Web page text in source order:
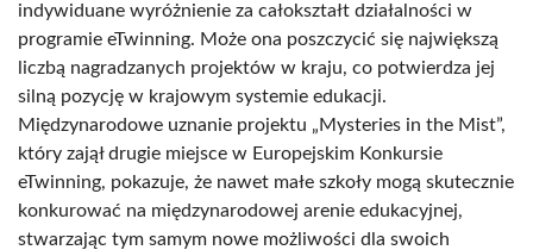
indywiduane wyróżnienie za całokształt działalności w
programie eTwinning. Może ona poszczycić się największą
liczbą nagradzanych projektów w kraju, co potwierdza jej
silną pozycję w krajowym systemie edukacji.
Międzynarodowe uznanie projektu „Mysteries in the Mist”,
który zajął drugie miejsce w Europejskim Konkursie
eTwinning, pokazuje, że nawet małe szkoły mogą skutecznie
konkurować na międzynarodowej arenie edukacyjnej,
stwarzając tym samym nowe możliwości dla swoich